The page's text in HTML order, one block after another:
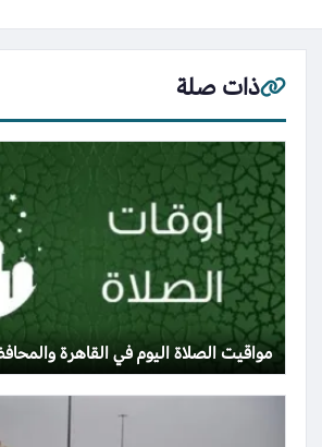
ذات صلة
مواقيت الصلاة اليوم في القاهرة